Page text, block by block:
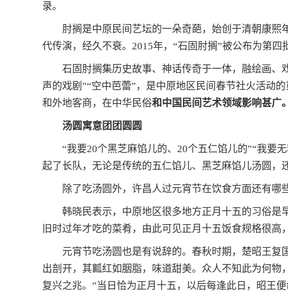
录。
肘搁是中原民间艺坛的一朵奇葩，始创于清朝康
代传演，经久不衰。2015年，“石固肘搁”被公布为第四
石固肘搁集历史故事、神话传奇于一体，融绘画
声的戏剧”“空中芭蕾”，是中原地区民间春节社火活动
和外地客商，在中华民俗和中国民间艺术领域影响甚广。
汤圆寓意团团圆圆
“我要20个黑芝麻馅儿的、20个五仁馅儿的”“我
起了长队，无论是传统的五仁馅儿、黑芝麻馅儿汤圆，
除了吃汤圆外，许昌人过元宵节在饮食方面还有哪
韩晓民表示，中原地区很多地方正月十五的习俗
旧时过年才吃的菜肴，由此可见正月十五饭食规格很高
元宵节吃汤圆也是有说辞的。春秋时期，楚昭王复
出剖开，其瓤红如胭脂，味道甜美。众人不知此为何
复兴之兆。”当日恰为正月十五，以后每逢此日，昭王